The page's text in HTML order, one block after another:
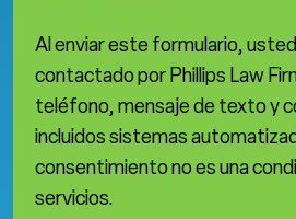
Al enviar este formulario,
contactado por Phillips Law
teléfono, mensaje de texto y
incluidos sistemas
consentimiento no es una
servicios.